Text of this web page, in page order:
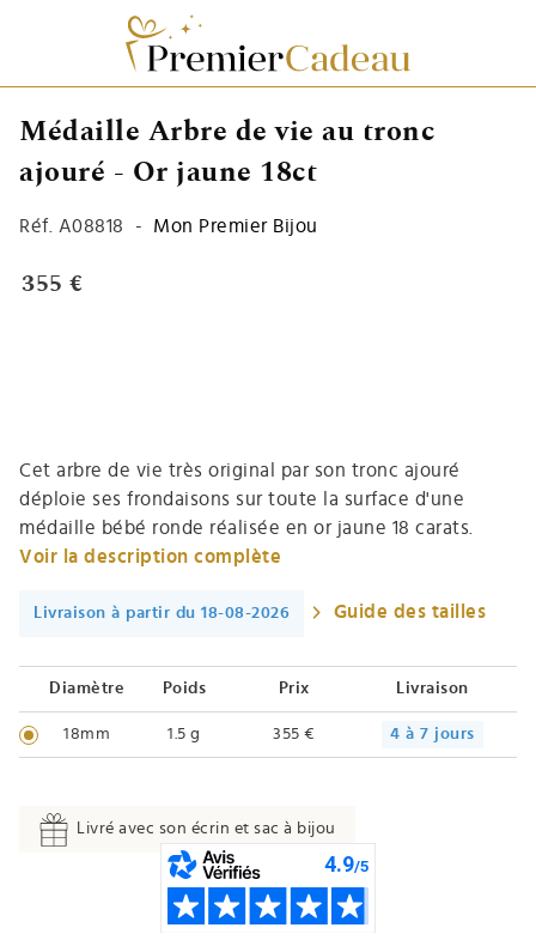
Médaille Arbre de vie au tronc
ajouré - Or jaune 18ct
Réf. A08818 - Mon Premier Bijou
355 €
Cet arbre de vie très original par son tronc ajouré
déploie ses frondaisons sur toute la surface d'une
médaille bébé ronde réalisée en or jaune 18 carats.
Voir la description complète
Livraison à partir du 18-08-2026 Guide des tailles
Diamètre Poids Prix Livraison
18mm 1.5 g 355 € 4 à 7 jours
Livré avec son écrin et sac à bijou